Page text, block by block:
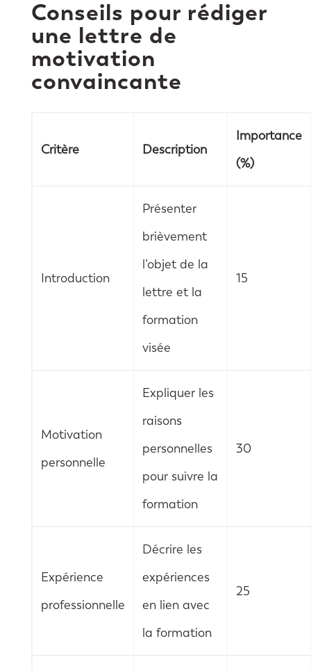
Conseils pour rédiger
une lettre de
motivation
convaincante
Critère Description
Importance
(%)
Introduction
Présenter
brièvement
l’objet de la
lettre et la
formation
visée
15
Motivation
personnelle
Expliquer les
raisons
personnelles
pour suivre la
formation
30
Expérience
professionnelle
Décrire les
expériences
en lien avec
la formation
25